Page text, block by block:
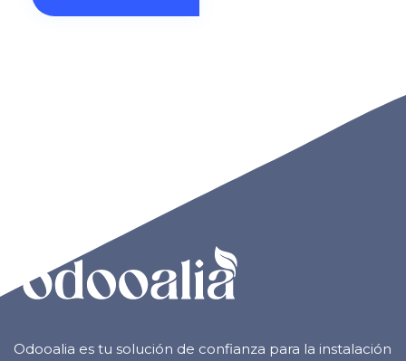
Odooalia es tu solución de confianza para la instalación